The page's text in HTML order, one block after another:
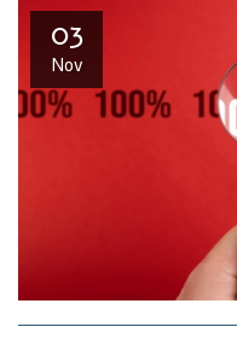
03
Nov